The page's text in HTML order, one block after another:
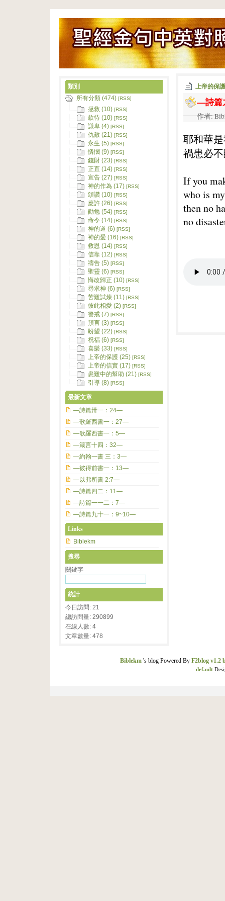
上帝的保護
—詩篇
作者:
耶和華
禍患必
If you
who is
then no
no
類別
所有分類 (474) [RSS]
拯救 (10) [RSS]
款待 (10) [RSS]
謙卑 (4) [RSS]
仇敵 (21) [RSS]
永生 (5) [RSS]
憐憫 (9) [RSS]
錢財 (23) [RSS]
正直 (14) [RSS]
宣告 (27) [RSS]
神的作為 (17) [RSS]
頌讚 (10) [RSS]
應許 (26) [RSS]
勸勉 (54) [RSS]
命令 (14) [RSS]
神的道 (6) [RSS]
神的愛 (16) [RSS]
救恩 (14) [RSS]
信靠 (12) [RSS]
禱告 (5) [RSS]
聖靈 (6) [RSS]
悔改歸正 (10) [RSS]
尋求神 (6) [RSS]
苦難試煉 (11) [RSS]
彼此相愛 (2) [RSS]
警戒 (7) [RSS]
預言 (3) [RSS]
盼望 (22) [RSS]
祝福 (6) [RSS]
喜樂 (33) [RSS]
上帝的保護 (25) [RSS]
上帝的信實 (17) [RSS]
患難中的幫助 (21) [RSS]
引導 (8) [RSS]
最新文章
—詩篇卅一：24—
—歌羅西書一：27—
—歌羅西書一：5—
—箴言十四：32—
—約翰一書 三：3—
—彼得前書一：13—
—以弗所書 2:7—
—詩篇四二：11—
—詩篇一一二：7—
—詩篇九十一：9~10—
Links
Biblekm
搜尋
關鍵字
統計
今日訪問: 21
總訪問量: 290899
在線人數: 4
文章數量: 478
Biblekm 's blog Powered By F2blog v1.2
default